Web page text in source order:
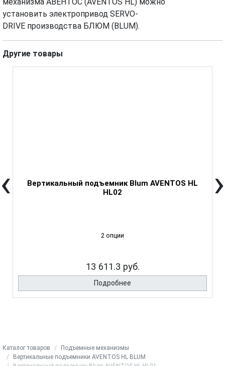
установить электропривод SERVO-
DRIVE производства БЛЮМ (BLUM).
Другие товары
Вертикальный подъемник Blum AVENTOS HL
HL02
2 опции
13 611.3 руб.
Подробнее
‹ ›
Каталог товаров
Подъемные механизмы
Вертикальные подъемники AVENTOS HL BLUM